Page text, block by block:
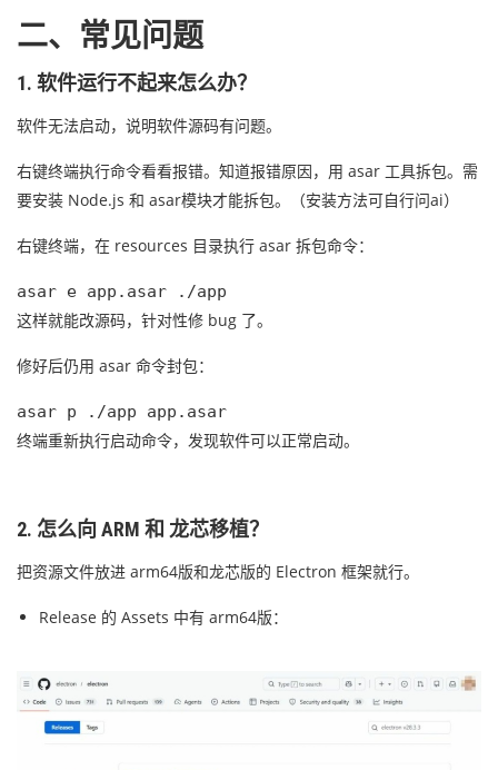
二、常见问题
1. 软件运行不起来怎么办？
软件无法启动，说明软件源码有问题。
右键终端执行命令看看报错。知道报错原因，用 asar 工具拆包。需
要安装 Node.js 和 asar模块才能拆包。（安装方法可自行问ai）
右键终端，在 resources 目录执行 asar 拆包命令：
asar e app.asar ./app
这样就能改源码，针对性修 bug 了。
修好后仍用 asar 命令封包：
asar p ./app app.asar
终端重新执行启动命令，发现软件可以正常启动。
2. 怎么向 ARM 和 龙芯移植？
把资源文件放进 arm64版和龙芯版的 Electron 框架就行。
Release 的 Assets 中有 arm64版：